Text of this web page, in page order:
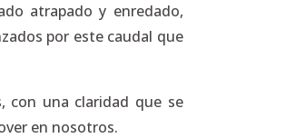
atrapado y enredado,
por este caudal que
con una claridad que se
en nosotros.